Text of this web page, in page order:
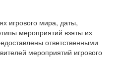
игрового мира, даты,
мероприятий взяты из
ответственными
мероприятий игрового